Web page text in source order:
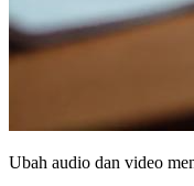
Ubah audio dan video